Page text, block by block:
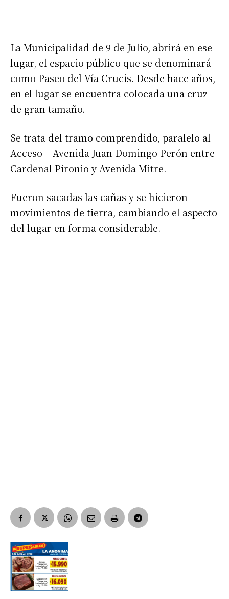
Suscribirme gratis
Dirección de correo electrónico
La Municipalidad de 9 de Julio, abrirá en ese
lugar, el espacio público que se denominará
como Paseo del Vía Crucis. Desde hace años,
en el lugar se encuentra colocada una cruz
de gran tamaño.
Se trata del tramo comprendido, paralelo al
Acceso – Avenida Juan Domingo Perón entre
Cardenal Pironio y Avenida Mitre.
Fueron sacadas las cañas y se hicieron
movimientos de tierra, cambiando el aspecto
del lugar en forma considerable.